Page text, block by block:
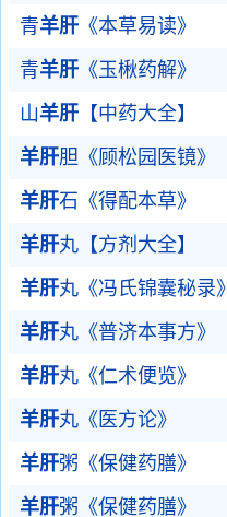
青羊肝 《本草易读》
青羊肝 《玉楸药解》
山羊肝 【中药大全】
羊肝胆《顾松园医镜》
羊肝石《得配本草》
羊肝丸【方剂大全】
羊肝丸《冯氏锦囊秘录》
羊肝丸《普济本事方》
羊肝丸《仁术便览》
羊肝丸《医方论》
羊肝粥《保健药膳》
羊肝粥《保健药膳》